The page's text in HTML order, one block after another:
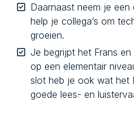
Daarnaast neem je
help je collega’s om
groeien.
Je begrijpt het Frans
op een elementair
slot heb je ook wat het
goede lees- en